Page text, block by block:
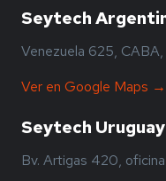
Seytech
Venezuela 625,
Ver en Google Maps →
Seytech Uruguay
Bv. Artigas 420,